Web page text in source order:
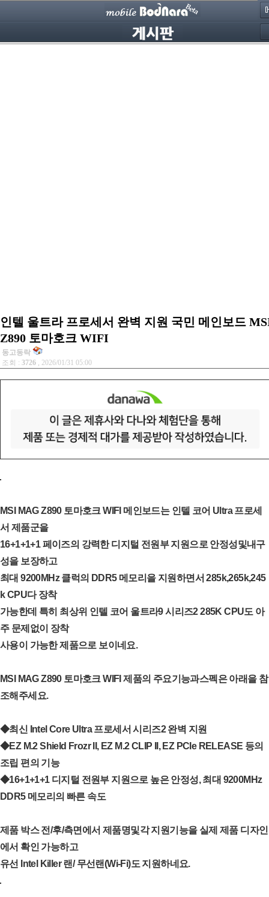
인텔 울트라 프로세서 완벽 지원 국민 메인보드
Z890 토마호크 WIFI
동고동락
조회 : 3726 , 2026/01/31 05:00
MSI MAG Z890 토마호크 WIFI 메인보드는 인텔 코어 Ultra 프로세
서 제품군을
16+1+1+1 페이즈의 강력한 디지털 전원부 지원으로 안정성및내구
성을 보장하고
최대 9200MHz 클럭의 DDR5 메모리을 지원하면서 285k,265k,245
k CPU다 장착
가능한데 특히 최상위 인텔 코어 울트라9 시리즈2 285K CPU도 아
주 문제없이 장착
사용이 가능한 제품으로 보이네요.
MSI MAG Z890 토마호크 WIFI 제품의 주요기능과스펙은 아래을 참
조해주세요.
◆최신 Intel Core Ultra 프로세서 시리즈2 완벽 지원
◆EZ M.2 Shield Frozr II, EZ M.2 CLIP II, EZ PCIe RELEASE 등의
조립 편의 기능
◆16+1+1+1 디지털 전원부 지원으로 높은 안정성, 최대 9200MHz
DDR5 메모리의 빠른 속도
제품 박스 전/후/측면에서 제품명및각 지원기능을 실제 제품 디자인
에서 확인 가능하고
유선 Intel Killer 랜/ 무선랜(Wi-Fi)도 지원하네요.